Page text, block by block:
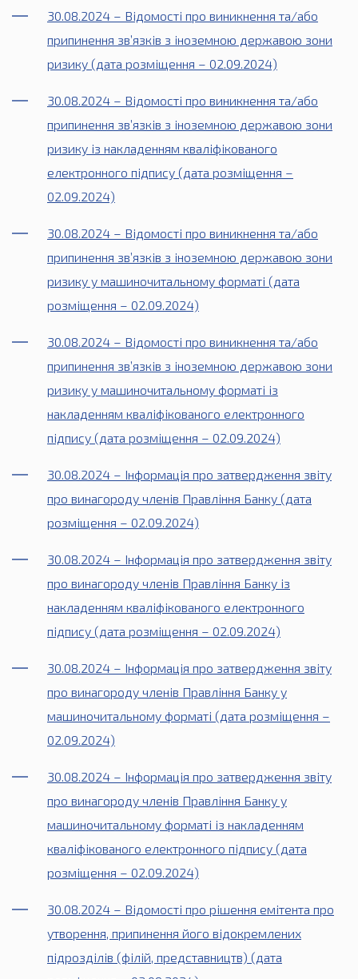
30.08.2024 – Відомості про виникнення та/або
припинення зв’язків з іноземною державою зони
ризику (дата розміщення – 02.09.2024)
30.08.2024 – Відомості про виникнення та/або
припинення зв’язків з іноземною державою зони
ризику із накладенням кваліфікованого
електронного підпису (дата розміщення –
02.09.2024)
30.08.2024 – Відомості про виникнення та/або
припинення зв’язків з іноземною державою зони
ризику у машиночитальному форматі (дата
розміщення – 02.09.2024)
30.08.2024 – Відомості про виникнення та/або
припинення зв’язків з іноземною державою зони
ризику у машиночитальному форматі із
накладенням кваліфікованого електронного
підпису (дата розміщення – 02.09.2024)
30.08.2024 – Інформація про затвердження звіту
про винагороду членів Правління Банку (дата
розміщення – 02.09.2024)
30.08.2024 – Інформація про затвердження звіту
про винагороду членів Правління Банку із
накладенням кваліфікованого електронного
підпису (дата розміщення – 02.09.2024)
30.08.2024 – Інформація про затвердження звіту
про винагороду членів Правління Банку у
машиночитальному форматі (дата розміщення –
02.09.2024)
30.08.2024 – Інформація про затвердження звіту
про винагороду членів Правління Банку у
машиночитальному форматі із накладенням
кваліфікованого електронного підпису (дата
розміщення – 02.09.2024)
30.08.2024 – Відомості про рішення емітента про
утворення, припинення його відокремлених
підрозділів (філій, представництв) (дата